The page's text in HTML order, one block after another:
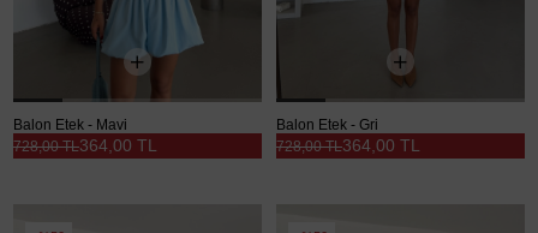
Balon Etek - Mavi
364,00 TL
728,00 TL
Balon Etek - Gri
364,00 TL
728,00 TL